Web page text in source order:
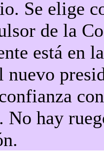
Se elige
de la
está en
No hay